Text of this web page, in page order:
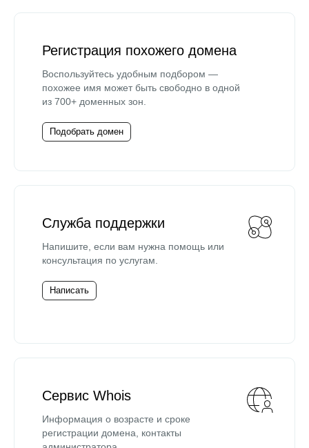
Регистрация похожего домена
Воспользуйтесь удобным подбором —
похожее имя может быть свободно в одной
из 700+ доменных зон.
Подобрать домен
Служба поддержки
Напишите, если вам нужна помощь или
консультация по услугам.
Написать
Сервис Whois
Информация о возрасте и сроке
регистрации домена, контакты